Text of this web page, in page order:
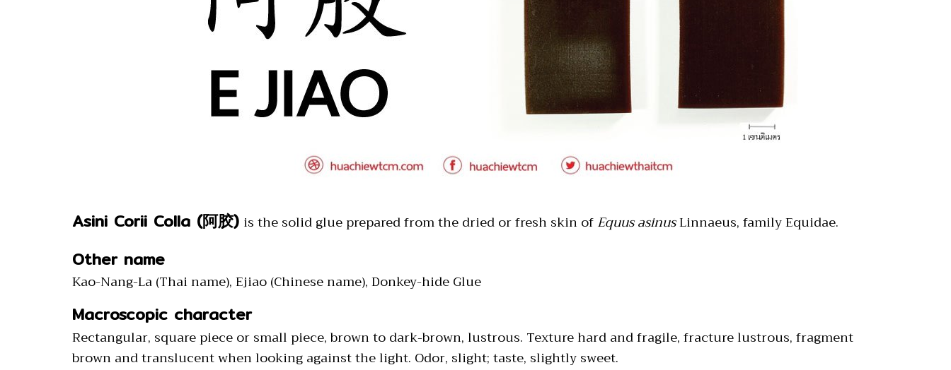
Asini Corii Colla (阿胶) is the solid glue prepared from the dried or fresh skin ofEquus asinusLinnaeus, family Equidae.
Other name
Kao-Nang-La (Thai name), Ejiao (Chinese name), Donkey-hide Glue
Macroscopic character
Rectangular, square piece or small piece, brown to dark-brown, lustrous. Texture hard and fragile, fracture lustrous, fragment
brown and translucent when looking against the light. Odor, slight; taste, slightly sweet.